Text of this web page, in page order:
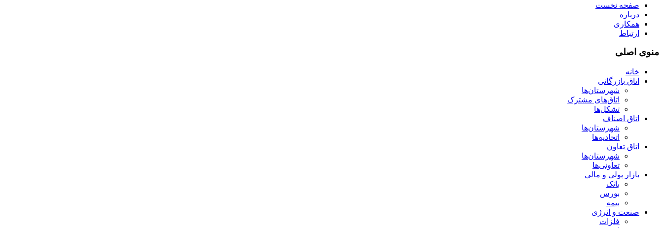
صفحه نخست
درباره
همکاری
ارتباط
منوی اصلی
خانه
اتاق بازرگانی
شهرستان‌ها
اتاق‌های مشترک
تشکل‌ها
اتاق اصناف
شهرستان‌ها
اتحادیه‌ها
اتاق تعاون
شهرستان‌ها
تعاونی‌ها
بازار پولی و مالی
بانک
بورس
بیمه
صنعت و انرژی
فلزات